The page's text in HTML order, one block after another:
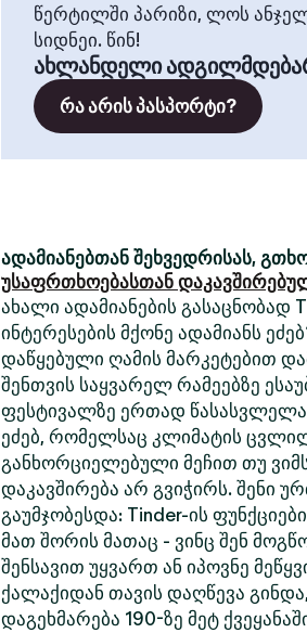
წერტილში პარიზი, ლოს
სიდნეი. წინ!
ახლანდელი
რა არის პასპორტი?
ადამიანებთან შეხვედრისას,
უსაფრთხოებასთან
ახალი ადამიანების გასაცნობად
ინტერესების მქონე ადამიანს
დაწყებული ღამის მარკეტებით
შენთვის საყვარელ რამეებზე
ფესტივალზე ერთად წასასვლელად
ეძებ, რომელსაც კლიმატის
განხორციელებული მეჩით თუ
დაკავშირება არ გვიჭირს. შენი
გაუმჯობესდა: Tinder-ის
მათ შორის მათაც - ვინც შენ
შენსავით უყვართ ან იპოვნე
ქალაქიდან თავის დაღწევა
დაგეხმარება 190-ზე მეტ